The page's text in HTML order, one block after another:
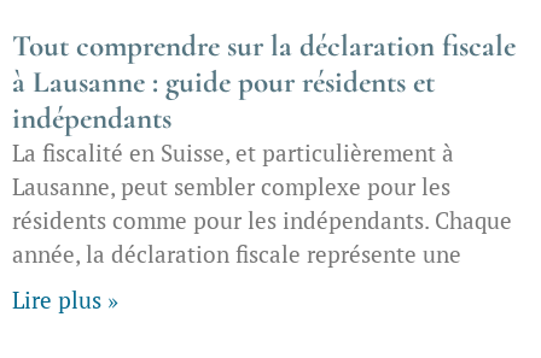
Tout comprendre sur la déclaration fiscale
à Lausanne : guide pour résidents et
indépendants
La fiscalité en Suisse, et particulièrement à
Lausanne, peut sembler complexe pour les
résidents comme pour les indépendants. Chaque
année, la déclaration fiscale représente une
Lire plus »